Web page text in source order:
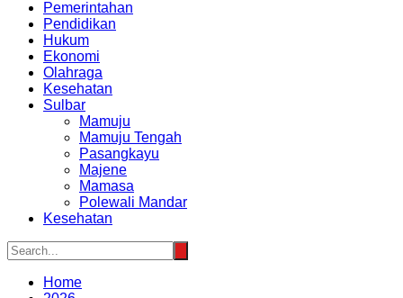
Pemerintahan
Pendidikan
Hukum
Ekonomi
Olahraga
Kesehatan
Sulbar
Mamuju
Mamuju Tengah
Pasangkayu
Majene
Mamasa
Polewali Mandar
Kesehatan
Home